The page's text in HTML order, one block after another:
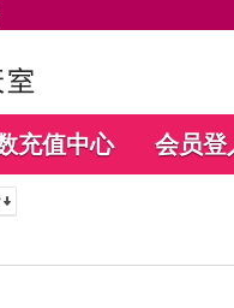
充值中心 会员登